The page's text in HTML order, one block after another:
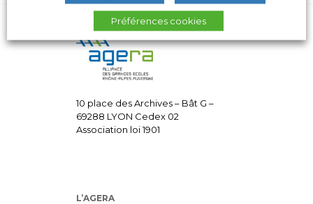
10 place des Archives – Bât G –
69288 LYON Cedex 02
Association loi 1901
L’AGERA
Préférences cookies